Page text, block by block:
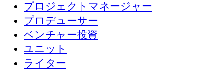
プロジェクトマネージャー
プロデューサー
ベンチャー投資
ユニット
ライター